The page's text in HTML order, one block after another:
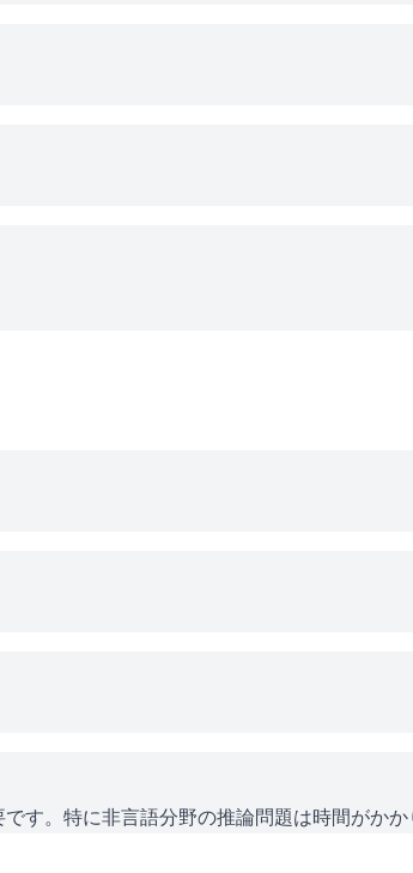
す。特に非言語分野の推論問題は時間がか